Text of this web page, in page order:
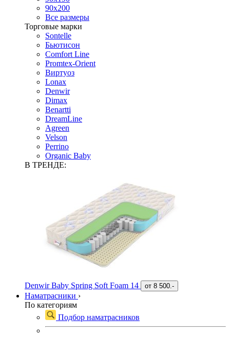
90х200
Все размеры
Торговые марки
Sontelle
Бьютисон
Comfort Line
Promtex-Orient
Виртуоз
Lonax
Denwir
Dimax
Benartti
DreamLine
Agreen
Velson
Perrino
Organic Baby
В ТРЕНДЕ:
Denwir Baby Spring Soft Foam 14 от 8 500.-
Наматрасники ›
По категориям
Подбор наматрасников